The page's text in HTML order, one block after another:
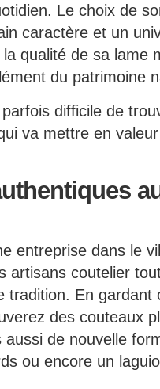
Le choix de
caractère et un
qualité de sa lame
du patrimoine
difficile de
va mettre en
entreprise dans le
artisans coutelier
tradition. En
des couteaux
aussi de nouvelle
ou encore un